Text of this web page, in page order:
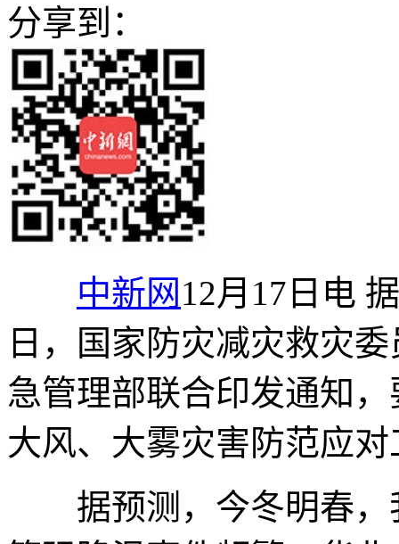
分享到：
中新网 12月17日电
日，国家防灾减灾救灾
急管理部联合印发通知
大风、大雾灾害防范应对
据预测，今冬明春，